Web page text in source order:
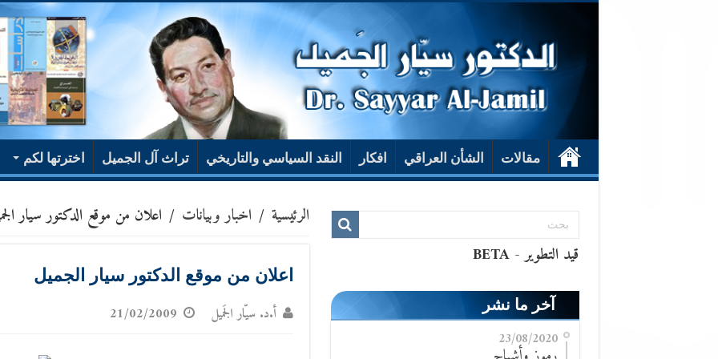
مقالات الشأن العراقي افكار النقد السياسي والتاريخي تراث آل الجميل اخترتها لكم
الرئيسية / اخبار وبيانات / اعلان من موقع الدكتور سيار
اعلان من موقع الدكتور سيار الجميل
أ.د. سيّار الجَميل 21/02/2009 آخر ما نشر
23/08/2020